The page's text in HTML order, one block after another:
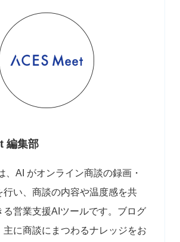
編集部
、AI がオンライン商談の録画・
行い、商談の内容や温度感を共
る営業支援AIツールです。ブログ
主に商談にまつわるナレッジをお